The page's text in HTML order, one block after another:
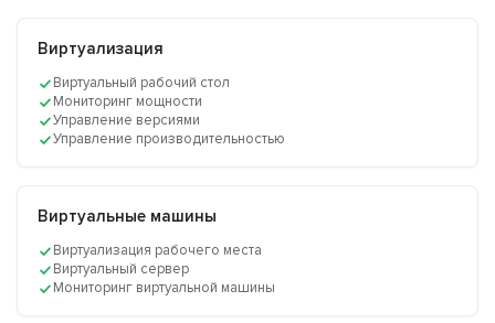
Виртуализация
Виртуальный рабочий стол
Мониторинг мощности
Управление версиями
Управление производительностью
Виртуальные машины
Виртуализация рабочего места
Виртуальный сервер
Мониторинг виртуальной машины